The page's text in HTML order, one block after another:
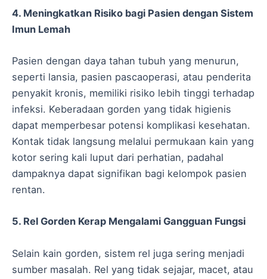
4. Meningkatkan Risiko bagi Pasien dengan Sistem
Imun Lemah
Pasien dengan daya tahan tubuh yang menurun,
seperti lansia, pasien pascaoperasi, atau penderita
penyakit kronis, memiliki risiko lebih tinggi terhadap
infeksi. Keberadaan gorden yang tidak higienis
dapat memperbesar potensi komplikasi kesehatan.
Kontak tidak langsung melalui permukaan kain yang
kotor sering kali luput dari perhatian, padahal
dampaknya dapat signifikan bagi kelompok pasien
rentan.
5. Rel Gorden Kerap Mengalami Gangguan Fungsi
Selain kain gorden, sistem rel juga sering menjadi
sumber masalah. Rel yang tidak sejajar, macet, atau